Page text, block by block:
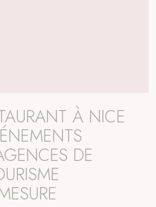
À NICE
DE